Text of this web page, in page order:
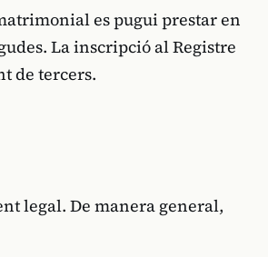
es pugui prestar en
La inscripció al Registre
de tercers.
legal. De manera general,